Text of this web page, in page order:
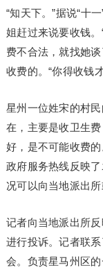
“知天下。”据说“十
姐赶过来说要收钱
费不合法，就找她
收费的。“你得收钱
星州一位姓宋的村
在，主要是收卫生
好，是不可能收费
政府服务热线反映
况可以向当地派出所
记者向当地派出所
进行投诉。记者联
会。负责星马州区